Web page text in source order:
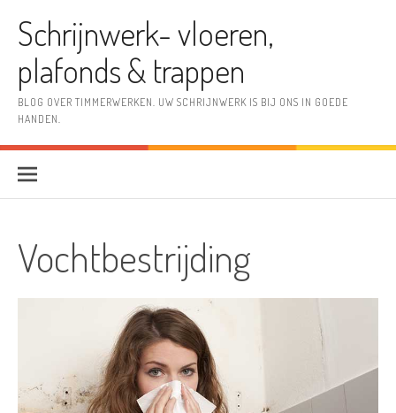
content
Schrijnwerk- vloeren,
plafonds & trappen
BLOG OVER TIMMERWERKEN. UW SCHRIJNWERK IS BIJ ONS IN GOEDE
HANDEN.
Vochtbestrijding